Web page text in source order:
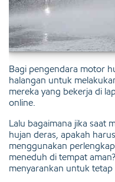
Bagi pengendara motor
halangan untuk
mereka yang bekerja di
online.
Lalu bagaimana jika saat
hujan deras, apakah
menggunakan
meneduh di tempat
menyarankan untuk tetap